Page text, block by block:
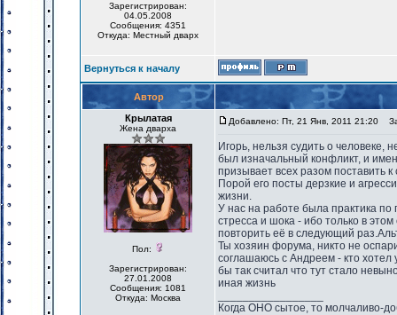
Зарегистрирован:
04.05.2008
Сообщения: 4351
Откуда: Местный дварх
Вернуться к началу
Автор
Крылатая
Жена дварха
Пол:
Зарегистрирован:
27.01.2008
Сообщения: 1081
Откуда: Москва
Добавлено: Пт, 21 Янв, 2011 21:20
Игорь, нельзя судить о человеке,
был изначальный конфликт, и
призывает всех разом поставить к
Порой его посты дерзкие и
жизни.
У нас на работе была практика по
стресса и шока - ибо только в
повторить её в следующий
Ты хозяин форума, никто не
соглашаюсь с Андреем - кто
бы так считал что тут стало
иная жизнь
Когда ОНО сытое, то молчаливо-